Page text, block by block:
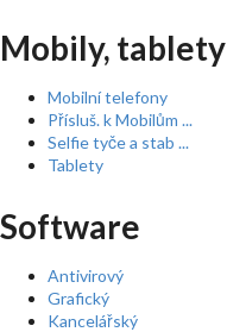
Mobily, tablety
Mobilní telefony
Přísluš. k Mobilům ...
Selfie tyče a stab ...
Tablety
Software
Antivirový
Grafický
Kancelářský